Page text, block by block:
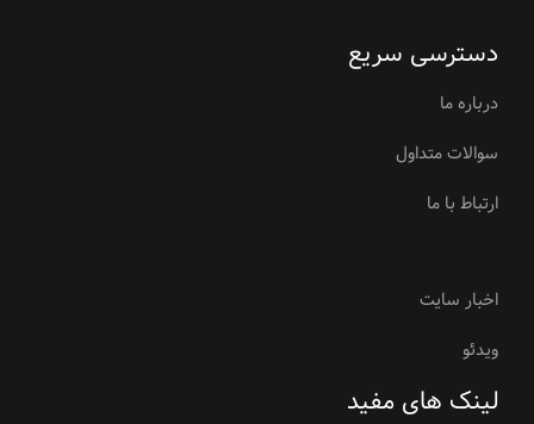
دسترسی سریع
درباره ما
سوالات متداول
ارتباط با ما
اخبار سایت
ویدئو
لینک های مفید